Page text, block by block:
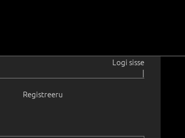
Logi sisse
|
Registreeru